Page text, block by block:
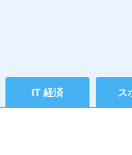
IT 経済 ス